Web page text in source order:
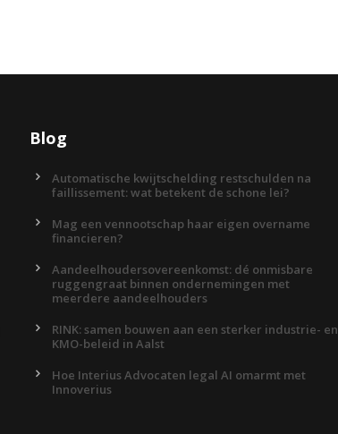
Blog
Automatische kwijtschelding restschulden na
faillissement: wat betekent de schone lei?
Mag een vennootschap haar eigen overname
financieren?
Aandeelhoudersovereenkomst: dé onmisbare
ruggengraat binnen ondernemingen met
meerdere aandeelhouders
RINK: samen bouwen aan een sterker industrie- en
KMO-beleid in Aalst
Hoe Interius Advocaten legal AI omarmt met
Innoverius